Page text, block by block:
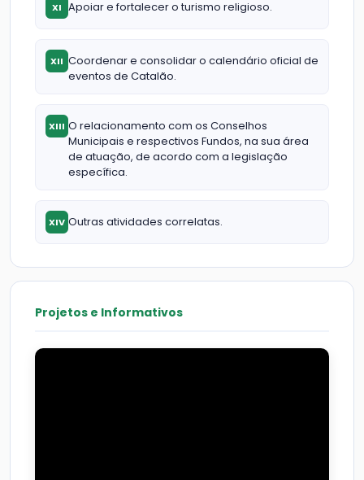
XI Apoiar e fortalecer o turismo religioso.
XII Coordenar e consolidar o calendário oficial de
eventos de Catalão.
XIII O relacionamento com os Conselhos
Municipais e respectivos Fundos, na sua área
de atuação, de acordo com a legislação
específica.
XIV Outras atividades correlatas.
Projetos e Informativos